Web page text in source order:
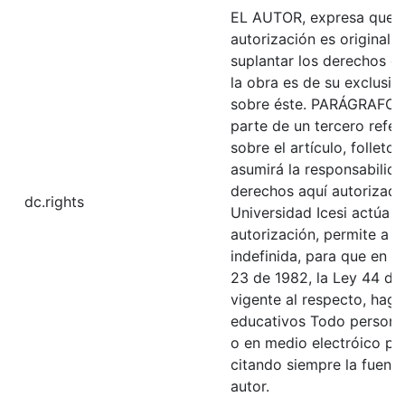
dc.rights
EL AUTOR, expresa
autorización es original
suplantar los derechos
la obra es de su
sobre éste.
parte de un tercero
sobre el artículo, folleto
asumirá la
derechos aquí
Universidad Icesi actúa
autorización, permite a
indefinida, para que en
23 de 1982, la Ley 44
vigente al respecto,
educativos Todo
o en medio electróico
citando siempre la
autor.